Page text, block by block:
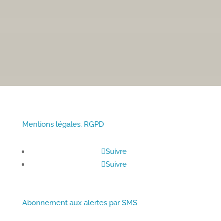
Mentions légales, RGPD
Suivre
Suivre
Abonnement aux alertes par SMS